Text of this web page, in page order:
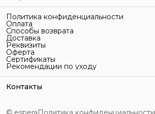
Политика конфиденциальности
Оплата
Способы возврата
Доставка
Реквизиты
Оферта
Сертификаты
Рекомендации по уходу
Контакты